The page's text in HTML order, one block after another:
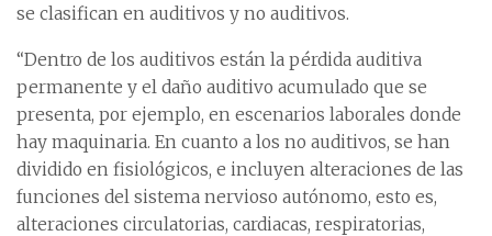
se clasifican en auditivos y no auditivos.
“Dentro de los auditivos están la pérdida auditiva
permanente y el daño auditivo acumulado que se
presenta, por ejemplo, en escenarios laborales donde
hay maquinaria. En cuanto a los no auditivos, se han
dividido en fisiológicos, e incluyen alteraciones de las
funciones del sistema nervioso autónomo, esto es,
alteraciones circulatorias, cardiacas, respiratorias,